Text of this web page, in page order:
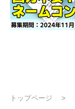
トップページ